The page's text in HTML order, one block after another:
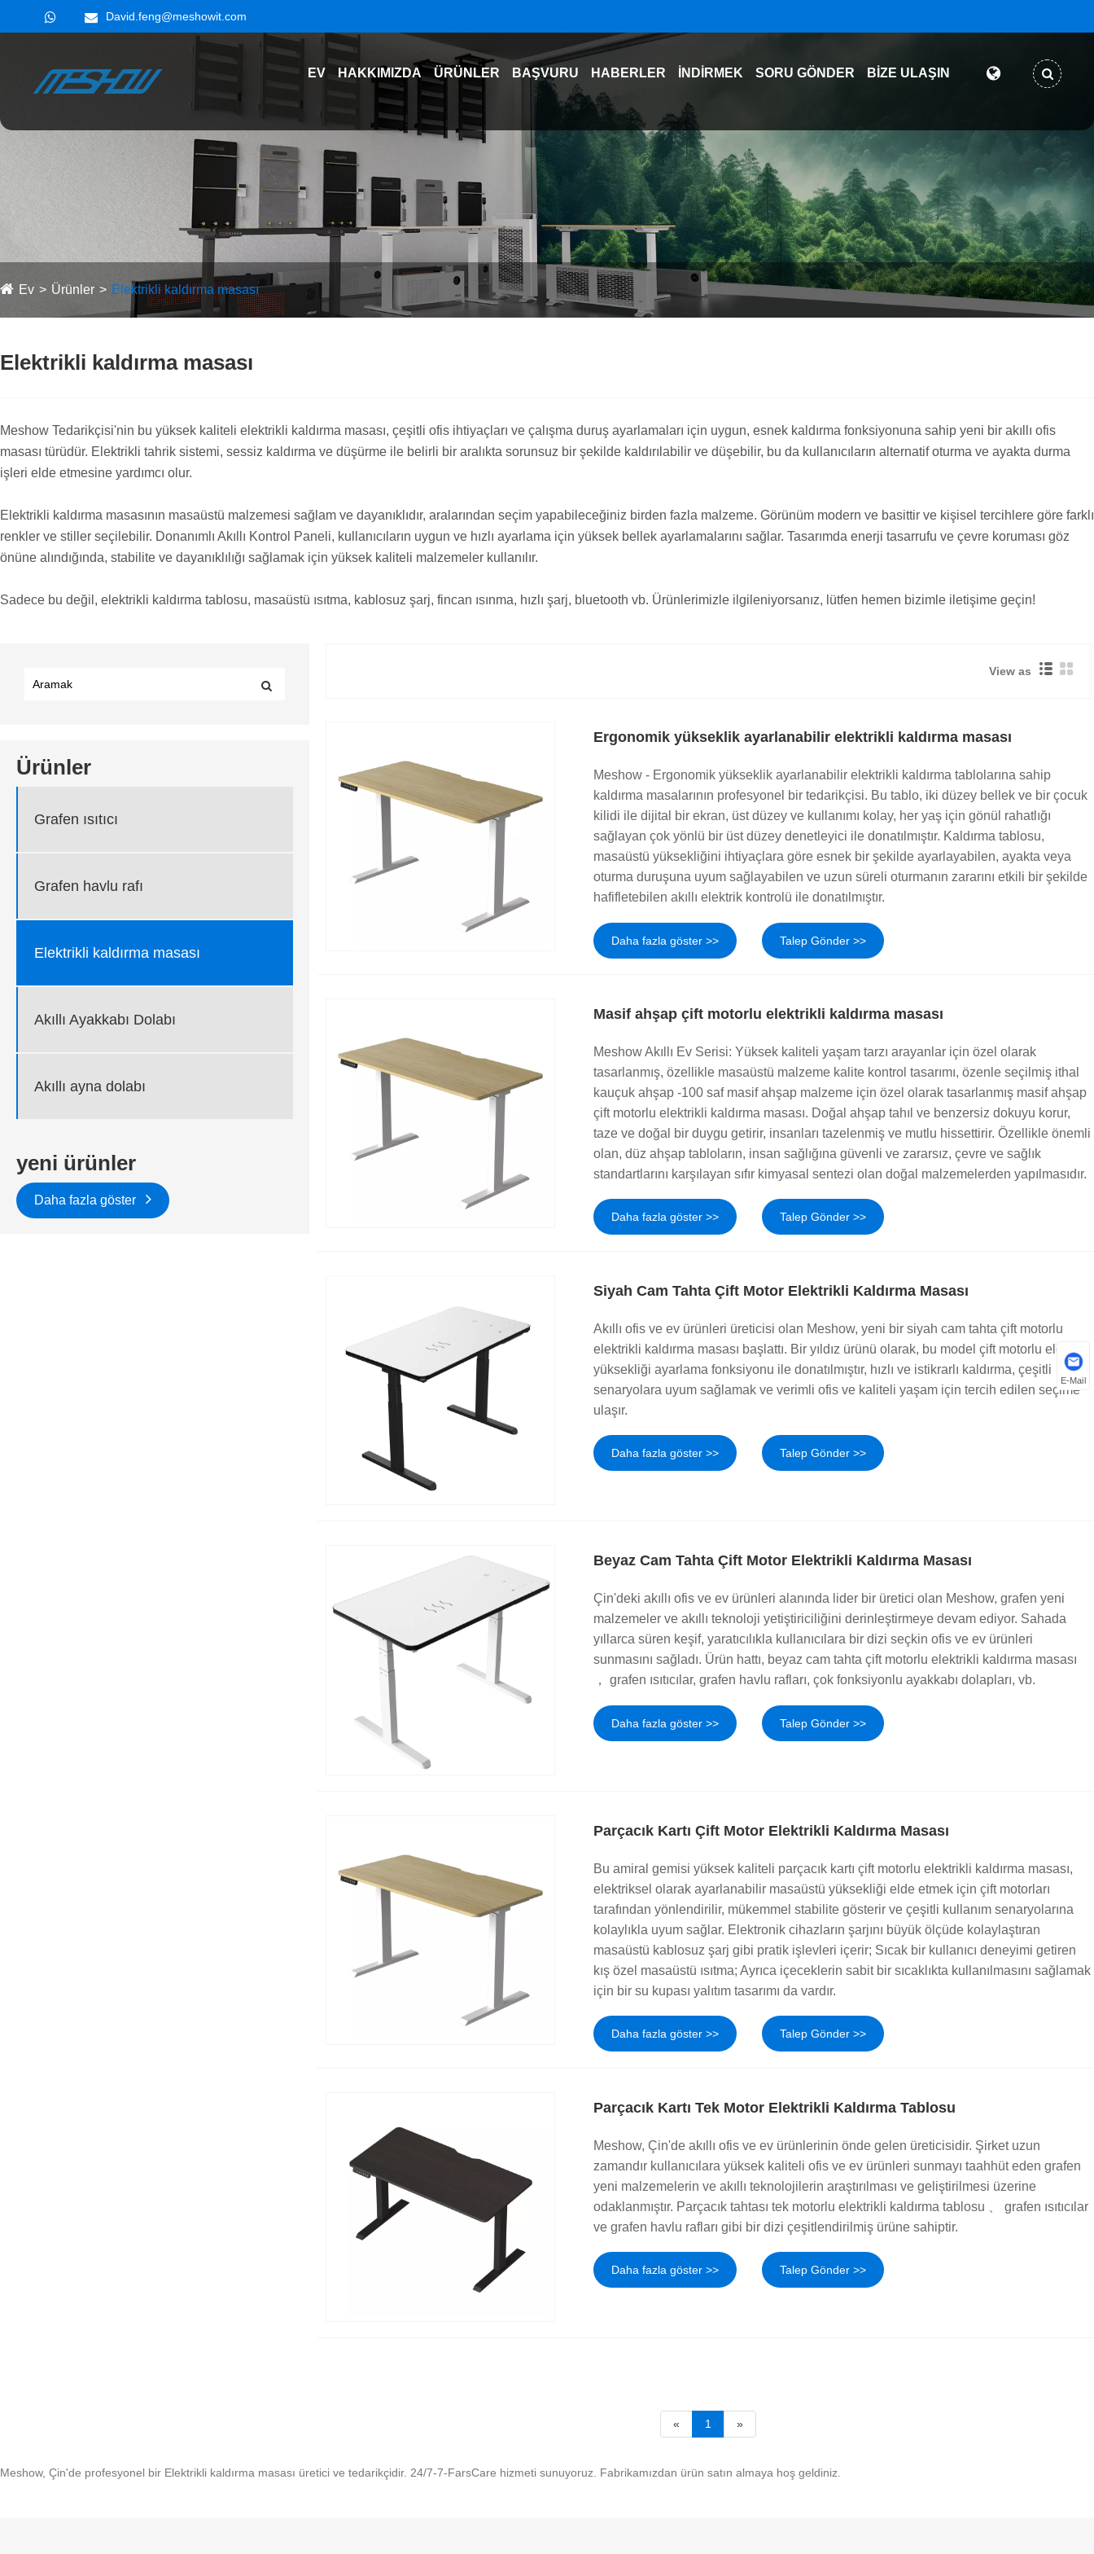
David.feng@meshowit.com
EV HAKKIMIZDA ÜRÜNLER BAŞVURU HABERLER İNDIRMEK SORU GÖNDER BIZE ULAŞIN
Ev Ürünler Elektrikli kaldırma masası
Elektrikli kaldırma masası
Meshow Tedarikçisi'nin bu yüksek kaliteli elektrikli kaldırma masası, çeşitli ofis ihtiyaçları ve çalışma duruş ayarlamaları için uygun, esnek kaldırma fonksiyonuna sahip yeni bir akıllı ofis
masası türüdür. Elektrikli tahrik sistemi, sessiz kaldırma ve düşürme ile belirli bir aralıkta sorunsuz bir şekilde kaldırılabilir ve düşebilir, bu da kullanıcıların alternatif oturma ve ayakta durma
işleri elde etmesine yardımcı olur.
Elektrikli kaldırma masasının masaüstü malzemesi sağlam ve dayanıklıdır, aralarından seçim yapabileceğiniz birden fazla malzeme. Görünüm modern ve basittir ve kişisel tercihlere göre farklı
renkler ve stiller seçilebilir. Donanımlı Akıllı Kontrol Paneli, kullanıcıların uygun ve hızlı ayarlama için yüksek bellek ayarlamalarını sağlar. Tasarımda enerji tasarrufu ve çevre koruması göz
önüne alındığında, stabilite ve dayanıklılığı sağlamak için yüksek kaliteli malzemeler kullanılır.
Sadece bu değil, elektrikli kaldırma tablosu, masaüstü ısıtma, kablosuz şarj, fincan ısınma, hızlı şarj, bluetooth vb. Ürünlerimizle ilgileniyorsanız, lütfen hemen bizimle iletişime geçin!
Ürünler
Grafen ısıtıcı
Grafen havlu rafı
Elektrikli kaldırma masası
Akıllı Ayakkabı Dolabı
Akıllı ayna dolabı
yeni ürünler
Daha fazla göster
View as
Ergonomik yükseklik ayarlanabilir elektrikli kaldırma masası
Meshow - Ergonomik yükseklik ayarlanabilir elektrikli kaldırma tablolarına sahip
kaldırma masalarının profesyonel bir tedarikçisi. Bu tablo, iki düzey bellek ve bir çocuk
kilidi ile dijital bir ekran, üst düzey ve kullanımı kolay, her yaş için gönül rahatlığı
sağlayan çok yönlü bir üst düzey denetleyici ile donatılmıştır. Kaldırma tablosu,
masaüstü yüksekliğini ihtiyaçlara göre esnek bir şekilde ayarlayabilen, ayakta veya
oturma duruşuna uyum sağlayabilen ve uzun süreli oturmanın zararını etkili bir şekilde
hafifletebilen akıllı elektrik kontrolü ile donatılmıştır.
Daha fazla göster >> Talep Gönder >>
Masif ahşap çift motorlu elektrikli kaldırma masası
Meshow Akıllı Ev Serisi: Yüksek kaliteli yaşam tarzı arayanlar için özel olarak
tasarlanmış, özellikle masaüstü malzeme kalite kontrol tasarımı, özenle seçilmiş ithal
kauçuk ahşap -100 saf masif ahşap malzeme için özel olarak tasarlanmış masif ahşap
çift motorlu elektrikli kaldırma masası. Doğal ahşap tahıl ve benzersiz dokuyu korur,
taze ve doğal bir duygu getirir, insanları tazelenmiş ve mutlu hissettirir. Özellikle önemli
olan, düz ahşap tabloların, insan sağlığına güvenli ve zararsız, çevre ve sağlık
standartlarını karşılayan sıfır kimyasal sentezi olan doğal malzemelerden yapılmasıdır.
Daha fazla göster >> Talep Gönder >>
Siyah Cam Tahta Çift Motor Elektrikli Kaldırma Masası
Akıllı ofis ve ev ürünleri üreticisi olan Meshow, yeni bir siyah cam tahta çift motorlu
elektrikli kaldırma masası başlattı. Bir yıldız ürünü olarak, bu model çift motorlu elektrik
yüksekliği ayarlama fonksiyonu ile donatılmıştır, hızlı ve istikrarlı kaldırma, çeşitli
senaryolara uyum sağlamak ve verimli ofis ve kaliteli yaşam için tercih edilen seçime
ulaşır.
Daha fazla göster >> Talep Gönder >>
Beyaz Cam Tahta Çift Motor Elektrikli Kaldırma Masası
Çin'deki akıllı ofis ve ev ürünleri alanında lider bir üretici olan Meshow, grafen yeni
malzemeler ve akıllı teknoloji yetiştiriciliğini derinleştirmeye devam ediyor. Sahada
yıllarca süren keşif, yaratıcılıkla kullanıcılara bir dizi seçkin ofis ve ev ürünleri
sunmasını sağladı. Ürün hattı, beyaz cam tahta çift motorlu elektrikli kaldırma masası
， grafen ısıtıcılar, grafen havlu rafları, çok fonksiyonlu ayakkabı dolapları, vb.
Daha fazla göster >> Talep Gönder >>
Parçacık Kartı Çift Motor Elektrikli Kaldırma Masası
Bu amiral gemisi yüksek kaliteli parçacık kartı çift motorlu elektrikli kaldırma masası,
elektriksel olarak ayarlanabilir masaüstü yüksekliği elde etmek için çift motorları
tarafından yönlendirilir, mükemmel stabilite gösterir ve çeşitli kullanım senaryolarına
kolaylıkla uyum sağlar. Elektronik cihazların şarjını büyük ölçüde kolaylaştıran
masaüstü kablosuz şarj gibi pratik işlevleri içerir; Sıcak bir kullanıcı deneyimi getiren
kış özel masaüstü ısıtma; Ayrıca içeceklerin sabit bir sıcaklıkta kullanılmasını sağlamak
için bir su kupası yalıtım tasarımı da vardır.
Daha fazla göster >> Talep Gönder >>
Parçacık Kartı Tek Motor Elektrikli Kaldırma Tablosu
Meshow, Çin'de akıllı ofis ve ev ürünlerinin önde gelen üreticisidir. Şirket uzun
zamandır kullanıcılara yüksek kaliteli ofis ve ev ürünleri sunmayı taahhüt eden grafen
yeni malzemelerin ve akıllı teknolojilerin araştırılması ve geliştirilmesi üzerine
odaklanmıştır. Parçacık tahtası tek motorlu elektrikli kaldırma tablosu 、 grafen ısıtıcılar
ve grafen havlu rafları gibi bir dizi çeşitlendirilmiş ürüne sahiptir.
Daha fazla göster >> Talep Gönder >>
« 1 »
Meshow, Çin'de profesyonel bir Elektrikli kaldırma masası üretici ve tedarikçidir. 24/7-7-FarsCare hizmeti sunuyoruz. Fabrikamızdan ürün satın almaya hoş geldiniz.
E-Mail